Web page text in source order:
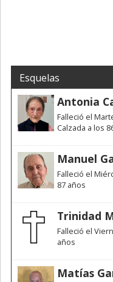
Esquelas
Antonia
Falleció el
Calzada a los
Manuel
Falleció el
87 años
Trinidad
Falleció el
años
Matías